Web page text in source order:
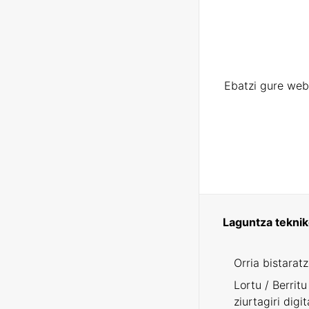
Ebatzi gure
Laguntza
Orria
Lortu / Berritu
ziurtagiri